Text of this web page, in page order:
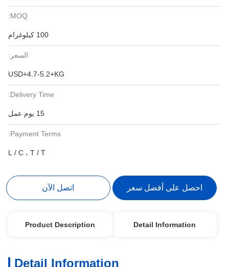
MOQ:
100 كيلوغرام
السعر:
USD+4.7-5.2+KG
Delivery Time:
15 يوم عمل
Payment Terms:
L / C ، T / T
احصل على أفضل سعر اتصل الآن
Detail Information
Product Description
Detail Information